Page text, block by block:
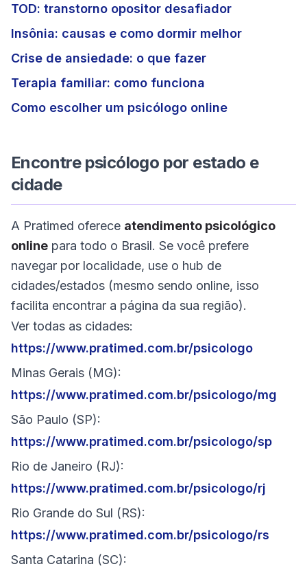
TOD: transtorno opositor desafiador
Insônia: causas e como dormir melhor
Crise de ansiedade: o que fazer
Terapia familiar: como funciona
Como escolher um psicólogo online
Encontre psicólogo por estado e
cidade
A Pratimed oferece atendimento psicológico
online para todo o Brasil. Se você prefere
navegar por localidade, use o hub de
cidades/estados (mesmo sendo online, isso
facilita encontrar a página da sua região).
Ver todas as cidades:
https://www.pratimed.com.br/psicologo
Minas Gerais (MG):
https://www.pratimed.com.br/psicologo/mg
São Paulo (SP):
https://www.pratimed.com.br/psicologo/sp
Rio de Janeiro (RJ):
https://www.pratimed.com.br/psicologo/rj
Rio Grande do Sul (RS):
https://www.pratimed.com.br/psicologo/rs
Santa Catarina (SC):